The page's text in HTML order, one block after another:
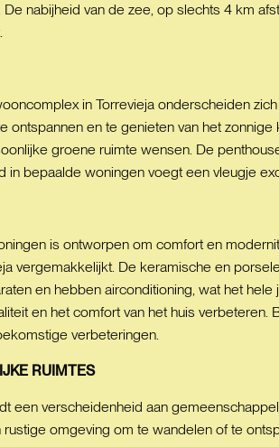
nabijheid van de zee, op slechts 4 km
in Torrevieja onderscheiden
ontspannen en te genieten van het
groene ruimte wensen. De
in bepaalde woningen voegt een vleugje
is ontworpen om comfort en
vergemakkelijkt. De keramische en
en hebben airconditioning, wat het
en het comfort van het huis
verbeteringen.
RUIMTES
een verscheidenheid aan
omgeving om te wandelen of te